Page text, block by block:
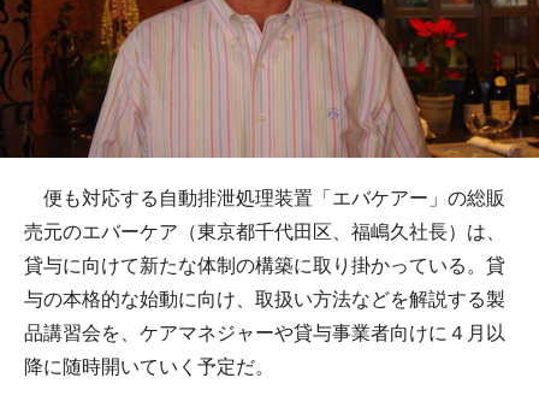
便も対応する自動排泄処理装置「エバケアー」の総販
売元のエバーケア（東京都千代田区、福嶋久社長）は、
貸与に向けて新たな体制の構築に取り掛かっている。貸
与の本格的な始動に向け、取扱い方法などを解説する製
品講習会を、ケアマネジャーや貸与事業者向けに４月以
降に随時開いていく予定だ。